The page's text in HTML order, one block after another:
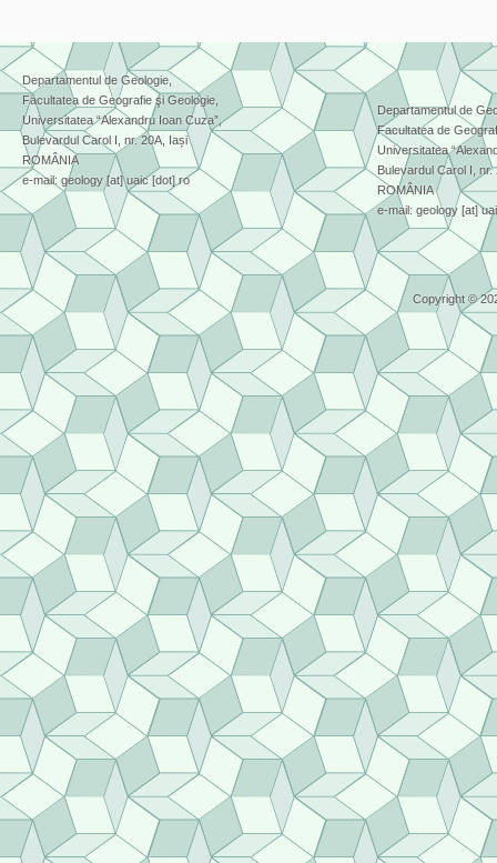
Departamentul de Geologie,
Facultatea de Geografie şi Geologie,
Universitatea “Alexandru Ioan Cuza”,
Bulevardul Carol I, nr. 20A, Iași
ROMÂNIA
e-mail: geology [at] uaic [dot] ro
Departamentul de
Facultatea de
Universitatea
Bulevardul Carol I, nr.
ROMÂNIA
e-mail: geology [at]
Copyright ©